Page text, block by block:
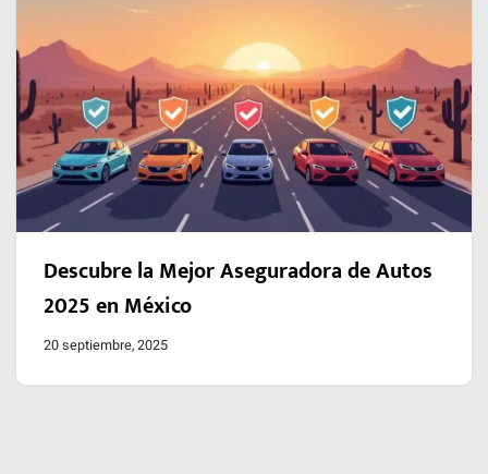
Descubre la Mejor Aseguradora de Autos
2025 en México
20 septiembre, 2025